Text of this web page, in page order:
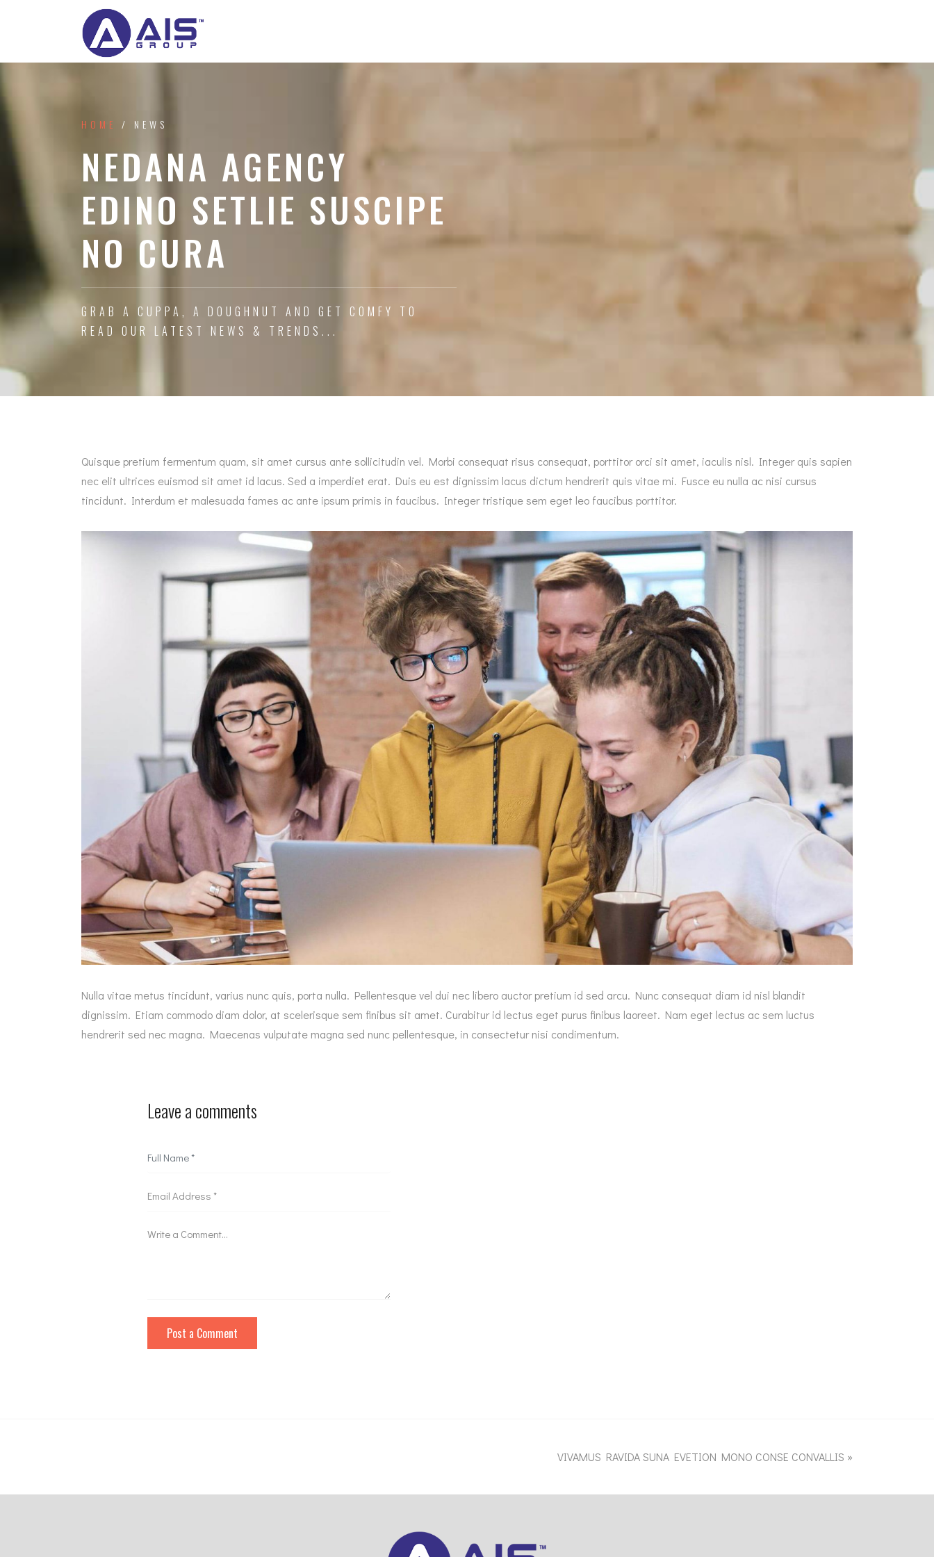
HOME / NEWS
NEDANA AGENCY
EDINO SETLIE SUSCIPE
NO CURA
GRAB A CUPPA, A DOUGHNUT AND GET COMFY TO
READ OUR LATEST NEWS & TRENDS...
Quisque pretium fermentum quam, sit amet cursus ante sollicitudin vel. Morbi consequat risus consequat, porttitor orci sit amet, iaculis nisl. Integer quis sapien
nec elit ultrices euismod sit amet id lacus. Sed a imperdiet erat. Duis eu est dignissim lacus dictum hendrerit quis vitae mi. Fusce eu nulla ac nisi cursus
tincidunt. Interdum et malesuada fames ac ante ipsum primis in faucibus. Integer tristique sem eget leo faucibus porttitor.
Nulla vitae metus tincidunt, varius nunc quis, porta nulla. Pellentesque vel dui nec libero auctor pretium id sed arcu. Nunc consequat diam id nisl blandit
dignissim. Etiam commodo diam dolor, at scelerisque sem finibus sit amet. Curabitur id lectus eget purus finibus laoreet. Nam eget lectus ac sem luctus
hendrerit sed nec magna. Maecenas vulputate magna sed nunc pellentesque, in consectetur nisi condimentum.
Leave a comments
VIVAMUS RAVIDA SUNA EVETION MONO CONSE CONVALLIS »